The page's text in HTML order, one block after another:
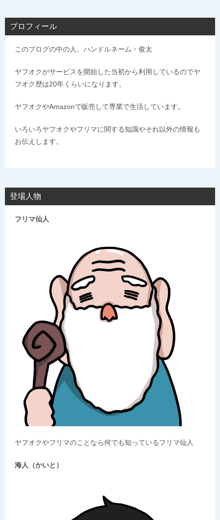
プロフィール
このブログの中の人。ハンドルネーム・俊太
ヤフオクがサービスを開始した当初から利用しているのでヤ
フオク歴は20年くらいになります。
ヤフオクやAmazonで販売して専業で生活しています。
いろいろヤフオクやフリマに関する知識やそれ以外の情報も
お伝えします。
登場人物
フリマ仙人
ヤフオクやフリマのことなら何でも知っているフリマ仙人
海人（かいと）